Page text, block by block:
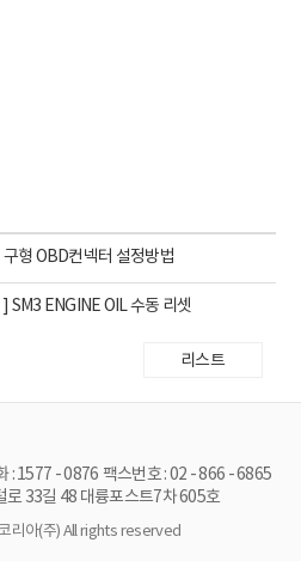
형 OBD컨넥터 설정방법
] SM3 ENGINE OIL 수동 리셋
리스트
: 1577 - 0876 팩스번호 : 02 - 866 - 6865
로 33길 48 대륭포스트7차 605호
리아(주) All rights reserved